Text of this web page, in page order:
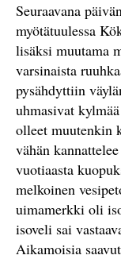
Seuraavana
myötätuulessa
lisäksi muutama
varsinaista
pysähdyttiin
uhmasivat
olleet muutenkin
vähän
vuotiaasta
melkoinen
uimamerkki oli
isoveli sai
Aikamoisia